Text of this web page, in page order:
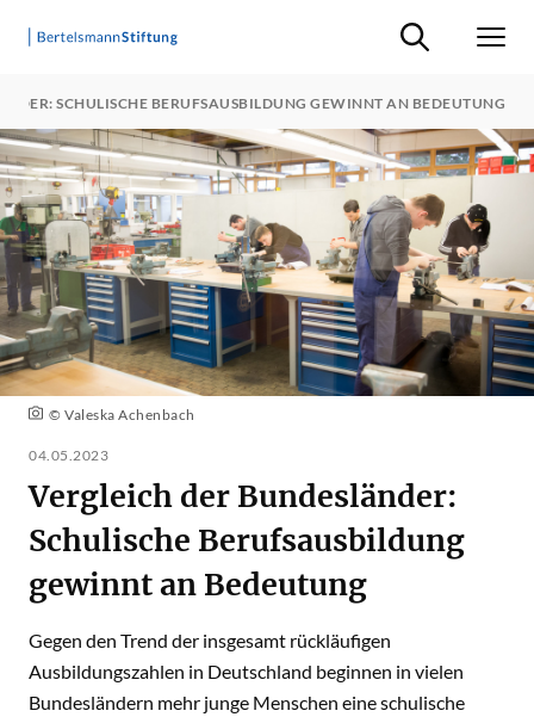
Suche ein-/
SCHULISCHE BERUFSAUSBILDUNG GEWINNT AN BEDEUTUNG
© Valeska Achenbach
04.05.2023
Vergleich der Bundesländer:
Schulische Berufsausbildung
gewinnt an Bedeutung
Gegen den Trend der insgesamt rückläufigen
Ausbildungszahlen in Deutschland beginnen in vielen
Bundesländern mehr junge Menschen eine schulische